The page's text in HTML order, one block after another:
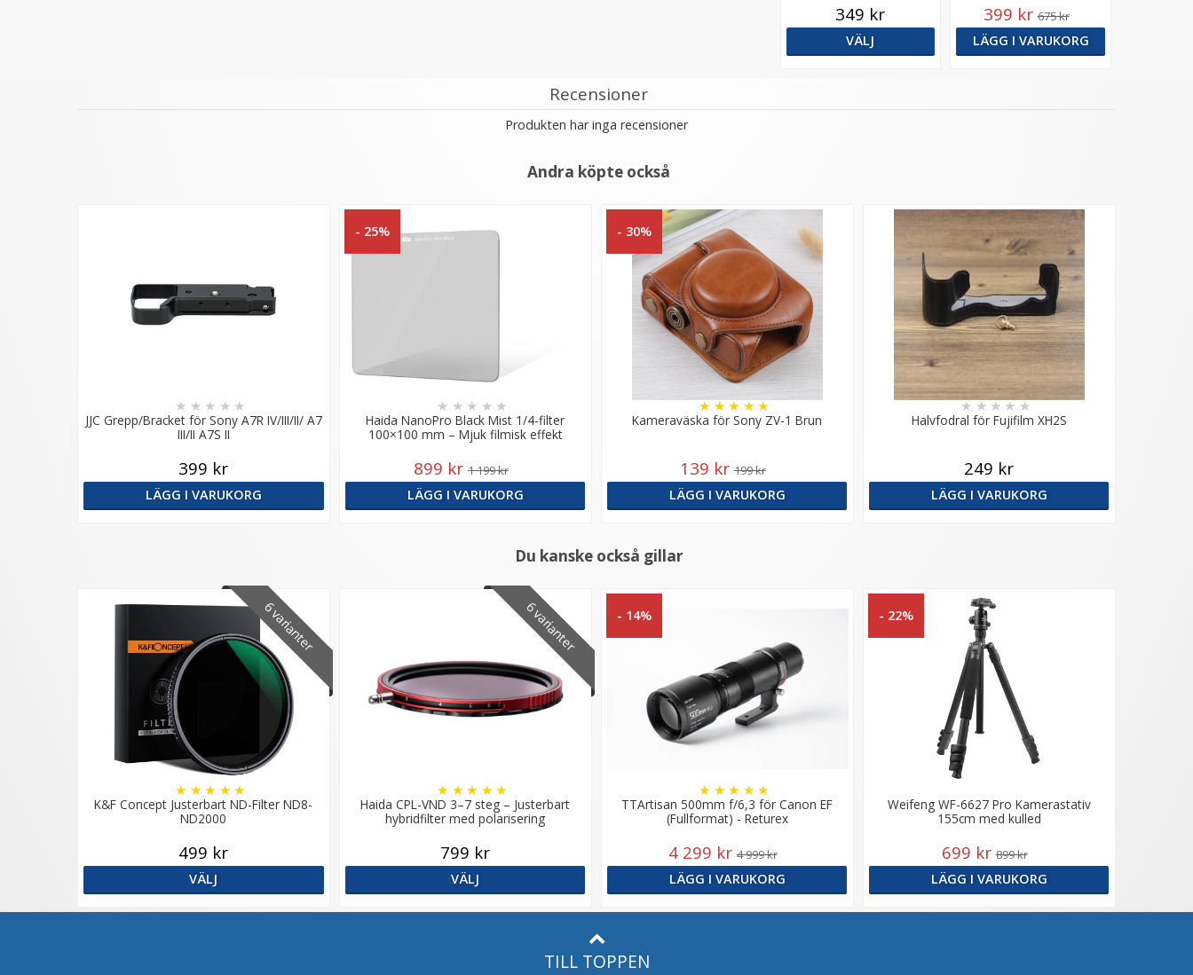
349 kr
VÄLJ
399 kr 675 kr
LÄGG I VARUKORG
Recensioner
Produkten har inga recensioner
Andra köpte också
JJC Grepp/Bracket för Sony A7R IV/III/II/ A7
III/II A7S II
★ ★ ★ ★ ★
399 kr
LÄGG I VARUKORG
- 25%
Haida NanoPro Black Mist 1/4-filter
100×100 mm – Mjuk filmisk effekt
★ ★ ★ ★ ★
899 kr 1 199 kr
LÄGG I VARUKORG
- 30%
Kameraväska för Sony ZV-1 Brun
★★★★★
139 kr 199 kr
LÄGG I VARUKORG
Halvfodral för Fujifilm XH2S
★★★★★
249 kr
LÄGG I VARUKORG
Du kanske också gillar
6 varianter
K&F Concept Justerbart ND-Filter ND8-
ND2000
★ ★ ★ ★ ★
499 kr
VÄLJ
6 varianter
Haida CPL-VND 3–7 steg – Justerbart
hybridfilter med polarisering
★ ★ ★ ★ ★
799 kr
VÄLJ
- 14%
TTArtisan 500mm f/6,3 för Canon EF
(Fullformat) - Returex
★ ★ ★ ★ ★
4 299 kr 4 999 kr
LÄGG I VARUKORG
- 22%
Weifeng WF-6627 Pro Kamerastativ
155cm med kulled
699 kr 899 kr
LÄGG I VARUKORG
TILL TOPPEN